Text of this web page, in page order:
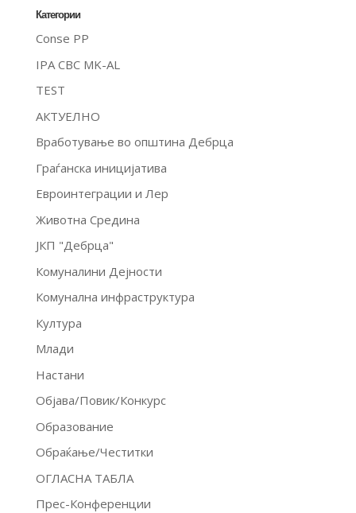
Категории
Conse PP
IPA CBC MK-AL
TEST
АКТУЕЛНО
Вработување во општина Дебрца
Граѓанска иницијатива
Евроинтеграции и Лер
Животна Средина
ЈКП "Дебрца"
Комуналини Дејности
Комунална инфраструктура
Култура
Млади
Настани
Објава/Повик/Конкурс
Образование
Обраќање/Честитки
ОГЛАСНА ТАБЛА
Прес-Конференции